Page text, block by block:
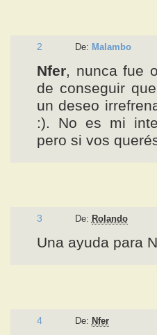
2 De: Malambo
Nfer, nunca fue
de conseguir
un deseo
:). No es mi
pero si vos
3 De: Rolando
Una ayuda para
4 De: Nfer